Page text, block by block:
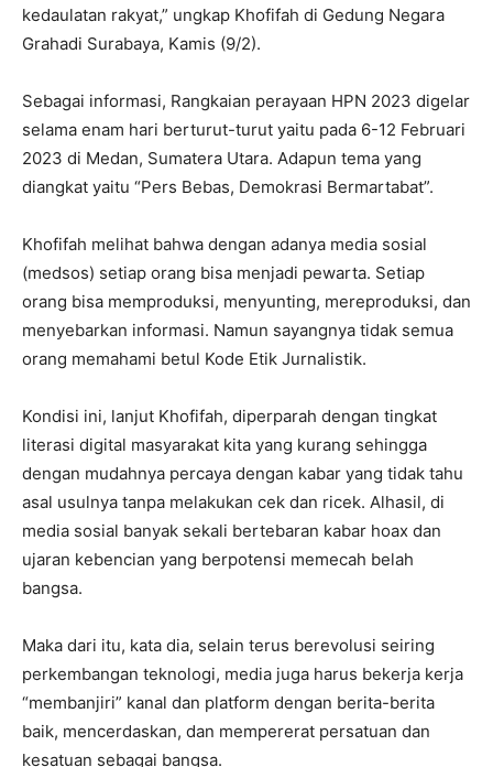
kedaulatan rakyat,” ungkap Khofifah di Gedung Negara
Grahadi Surabaya, Kamis (9/2).
Sebagai informasi, Rangkaian perayaan HPN 2023 digelar
selama enam hari berturut-turut yaitu pada 6-12 Februari
2023 di Medan, Sumatera Utara. Adapun tema yang
diangkat yaitu “Pers Bebas, Demokrasi Bermartabat”.
Khofifah melihat bahwa dengan adanya media sosial
(medsos) setiap orang bisa menjadi pewarta. Setiap
orang bisa memproduksi, menyunting, mereproduksi, dan
menyebarkan informasi. Namun sayangnya tidak semua
orang memahami betul Kode Etik Jurnalistik.
Kondisi ini, lanjut Khofifah, diperparah dengan tingkat
literasi digital masyarakat kita yang kurang sehingga
dengan mudahnya percaya dengan kabar yang tidak tahu
asal usulnya tanpa melakukan cek dan ricek. Alhasil, di
media sosial banyak sekali bertebaran kabar hoax dan
ujaran kebencian yang berpotensi memecah belah
bangsa.
Maka dari itu, kata dia, selain terus berevolusi seiring
perkembangan teknologi, media juga harus bekerja kerja
“membanjiri” kanal dan platform dengan berita-berita
baik, mencerdaskan, dan mempererat persatuan dan
kesatuan sebagai bangsa.